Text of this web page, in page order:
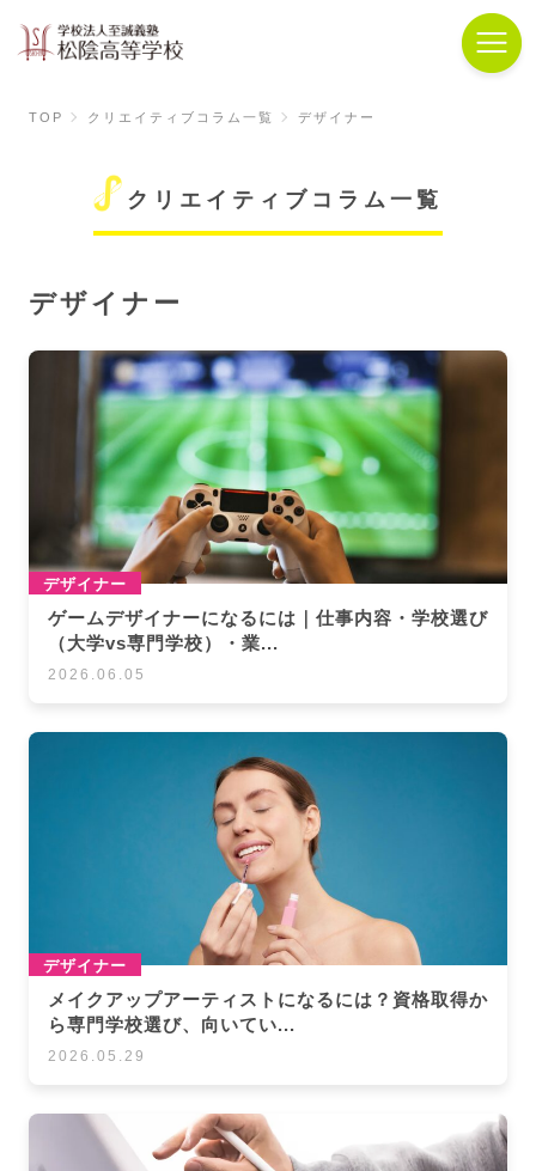
TOP クリエイティブコラム一覧 デザイナー
クリエイティブコラム一覧
デザイナー
デザイナー
ゲームデザイナーになるには｜仕事内容・学校選び
（大学vs専門学校）・業...
2026.06.05
デザイナー
メイクアップアーティストになるには？資格取得か
ら専門学校選び、向いてい...
2026.05.29